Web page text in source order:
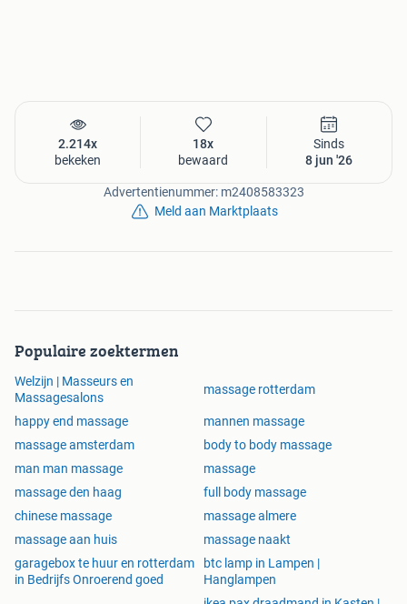
2.214x
bekeken
18x
bewaard
Sinds
8 jun '26
Advertentienummer: m2408583323
Meld aan Marktplaats
Populaire zoektermen
Welzijn | Masseurs en
Massagesalons
massage rotterdam
happy end massage
mannen massage
massage amsterdam
body to body massage
man man massage
massage
massage den haag
full body massage
chinese massage
massage almere
massage aan huis
massage naakt
garagebox te huur en rotterdam
in Bedrijfs Onroerend goed
btc lamp in Lampen |
Hanglampen